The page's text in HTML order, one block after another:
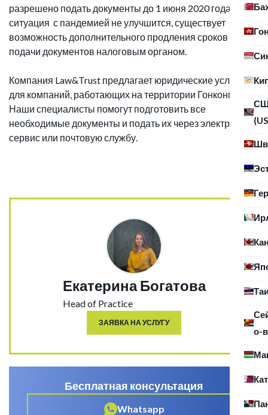
о-
разрешено подать документы до 1 июня 2020 года. Если
ситуация с пандемией не улучшится, существует
возможность дополнительного продления сроков
подачи документов налоговым органом.
Компания Law&Trust предлагает юридические услуги
для компаний, работающих на территории Гонконга.
Наши специалисты помогут подготовить все
необходимые документы и подать их через электронный
сервис или почтовую службу.
Екатерина Богатова
Head of Practice
ЗАЯВКА НА УСЛУГУ
Бесплатная консультация
Whatsapp